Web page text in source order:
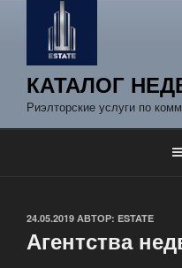
КАТАЛОГ
Риэлторские услуги по
ОПУБЛИКОВАНО
24.05.2019 АВТОР: ESTATE
Агентства